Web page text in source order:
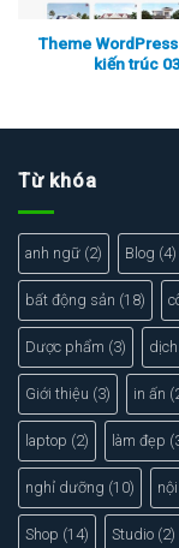
Theme
kiến trúc
Từ khóa
anh ngữ (2) Blog (4)
bất động sản (18)
Dược phẩm (3)
Giới thiệu (3) in ấn
laptop (2) làm đẹp
nghỉ dưỡng (10)
Shop (14) Studio (2)